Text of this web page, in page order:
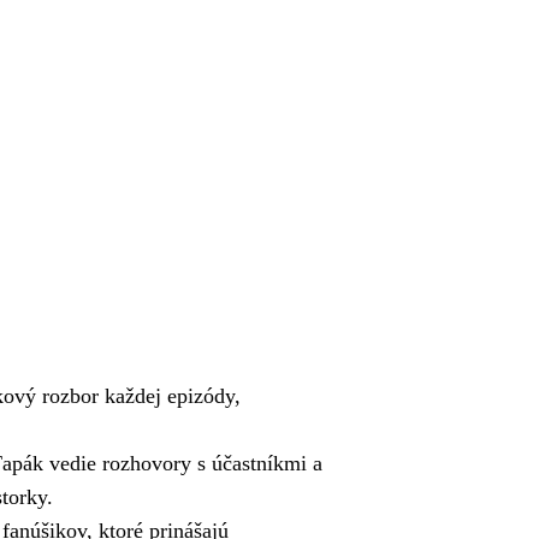
rozbor každej epizódy,
vedie rozhovory s účastníkmi a
ktoré prinášajú